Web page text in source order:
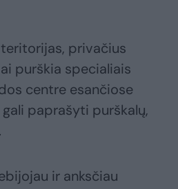
privačius
purškia specialiais
centre esančiose
paprašyti purškalų,
ir anksčiau